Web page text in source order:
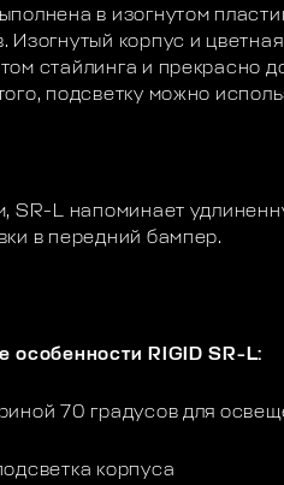
в изогнутом
Изогнутый корпус и
стайлинга и прекрасно
подсветку можно
SR-L напоминает
в передний бампер.
особенности RIGID SR-L:
70 градусов для
корпуса